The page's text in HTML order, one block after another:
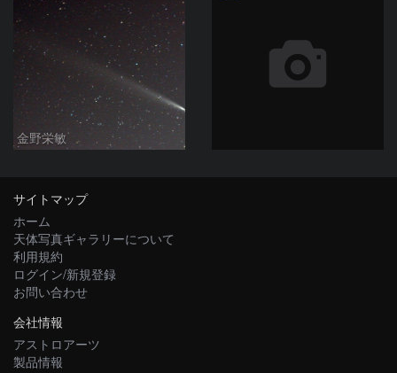
金野栄敏
サイトマップ
ホーム
天体写真ギャラリーについて
利用規約
ログイン/新規登録
お問い合わせ
会社情報
アストロアーツ
製品情報